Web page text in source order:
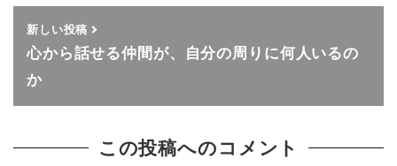
新しい投稿
心から話せる仲間が、自分の周りに何人いるの
か
この投稿へのコメント